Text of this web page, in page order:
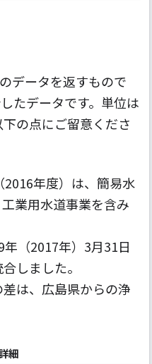
データを返すもので
たデータです。単位は
下の点にご留意くださ
年度）は、簡易水
業用水道事業を含み
（2017年）3月31日
しました。
は、広島県からの浄
細